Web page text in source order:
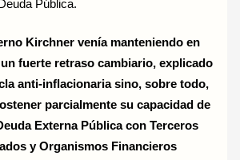
Pública.
Kirchner venía manteniendo en
fuerte retraso cambiario, explicado
anti-inflacionaria sino, sobre todo,
parcialmente su capacidad de
Externa Pública con Terceros
y Organismos Financieros